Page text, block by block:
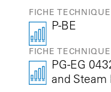
FICHE TECHNIQUE
P-BE
FICHE TECHNIQUE
PG-EG
and Steam